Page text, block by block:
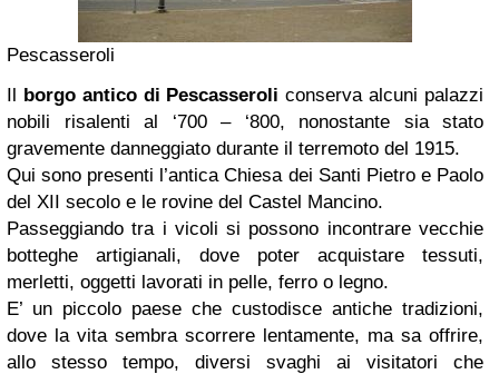
Pescasseroli
Il borgo antico di Pescasseroli conserva alcuni palazzi
nobili risalenti al ‘700 – ‘800, nonostante sia stato
gravemente danneggiato durante il terremoto del 1915.
Qui sono presenti l’antica Chiesa dei Santi Pietro e Paolo
del XII secolo e le rovine del Castel Mancino.
Passeggiando tra i vicoli si possono incontrare vecchie
botteghe artigianali, dove poter acquistare tessuti,
merletti, oggetti lavorati in pelle, ferro o legno.
E’ un piccolo paese che custodisce antiche tradizioni,
dove la vita sembra scorrere lentamente, ma sa offrire,
allo stesso tempo, diversi svaghi ai visitatori che